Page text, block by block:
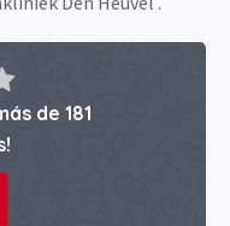
de 181